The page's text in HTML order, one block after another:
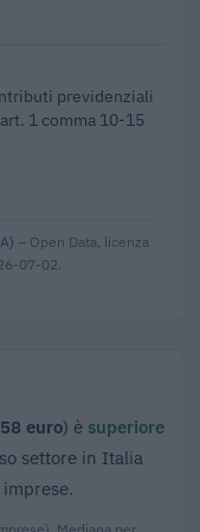
previdenziali
1 comma 10-15
– Open Data, licenza
07-02.
euro) è superiore
settore in Italia
Mediana per